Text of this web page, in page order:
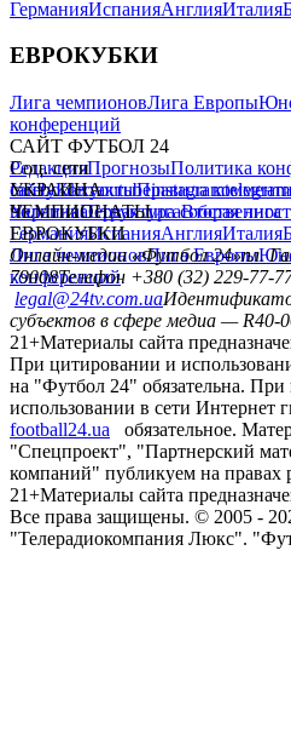
ГерманияИспанияАнглияИталия
ЕВРОКУБКИ
Лига чемпионовЛига Европы
конференций
САЙТ ФУТБОЛ 24
РедакцияПрогнозыПолитика
сайтуКонтактыПравила
политикаСтруктура
Соц. сети
facebookxyoutubeinstagramtelegram
УКРАИНА
УкраинаПервая лигаВторая лига
ЧЕМПИОНАТЫ
ГерманияИспанияАнглияИталия
ЕВРОКУБКИ
Лига чемпионовЛига Европы
конференций
Онлайн-медиа «Футбол 24»пл.
79008Телефон +380 (32) 229-77-
legal@24tv.com.ua
субъектов в сфере медиа — R40-
21+Материалы сайта
При цитировании и
на "Футбол 24" обязательна.
использовании в сети Интернет
football24.ua
обязательное.
"Спецпроект", "Партнерский
компаний" публикуем на правах
21+Материалы сайта
Все права защищены. © 2005 -
"Телерадиокомпания Люкс".